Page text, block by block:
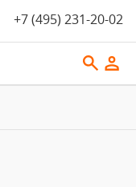
+7 (495) 231-20-02